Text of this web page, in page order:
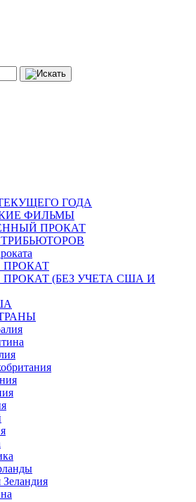
ГОДА
ФИЛЬМЫ
ПРОКАТ
(БЕЗ УЧЕТА США И